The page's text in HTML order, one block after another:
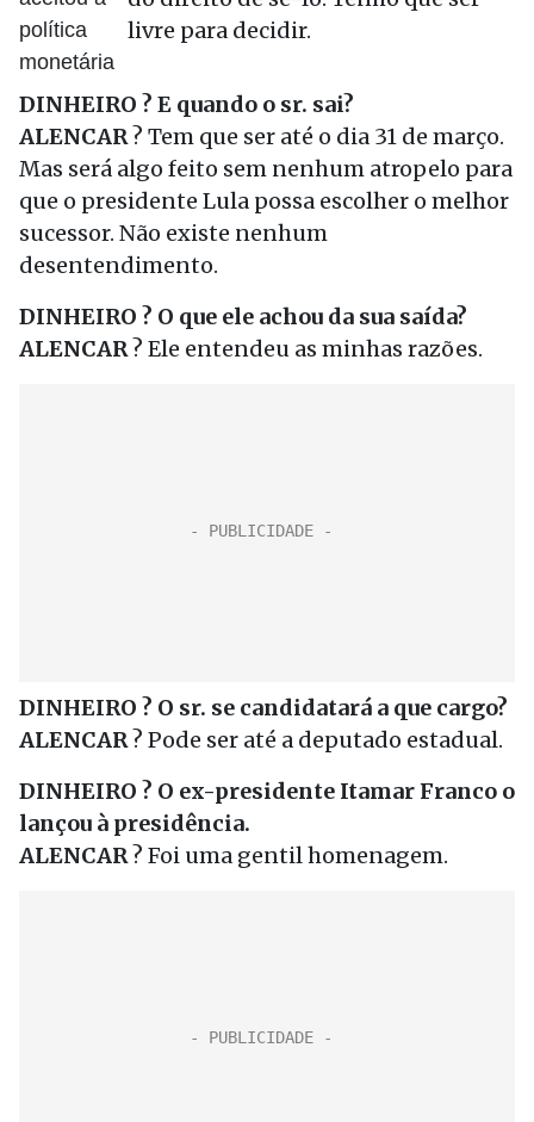
política
monetária
livre para decidir.
DINHEIRO ? E quando o sr. sai?
ALENCAR? Tem que ser até o dia 31 de março.
Mas será algo feito sem nenhum atropelo para
que o presidente Lula possa escolher o melhor
sucessor. Não existe nenhum
desentendimento.
DINHEIRO ? O que ele achou da sua saída?
ALENCAR? Ele entendeu as minhas razões.
DINHEIRO ? O sr. se candidatará a que cargo?
ALENCAR? Pode ser até a deputado estadual.
DINHEIRO ? O ex-presidente Itamar Franco o
lançou à presidência.
ALENCAR? Foi uma gentil homenagem.